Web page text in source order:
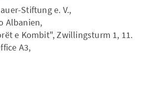
Stiftung e. V.,
Albanien,
e Kombit", Zwillingsturm 1, 11.
A3,